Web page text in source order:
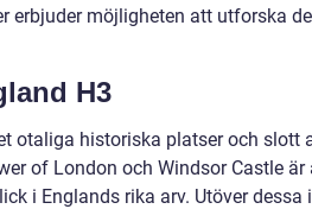
erbjuder möjligheten att utforska
H3
otaliga historiska platser och slott
of London och Windsor Castle är
i Englands rika arv. Utöver dessa